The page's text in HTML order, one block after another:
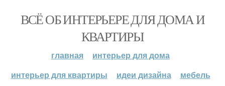
ВСЁ ОБ ИНТЕРЬЕРЕ ДЛЯ ДОМА И
КВАРТИРЫ
главная
интерьер для дома
интерьер для квартиры
идеи дизайна мебель